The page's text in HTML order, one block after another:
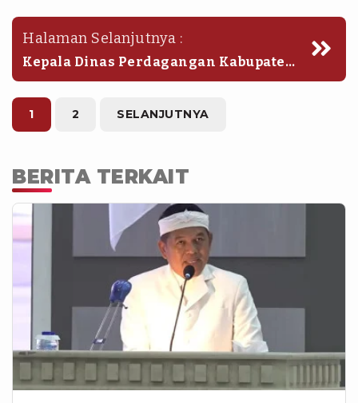
Halaman Selanjutnya :
Kepala Dinas Perdagangan Kabupaten
Bekasi, Gatot Purnomo, menjelaskan
bahwa DED tersebut akan
menyesuaikan dengan arahan
Gubernur dan Bupati demi kebutuhan
1 2 SELANJUTNYA
BERITA TERKAIT